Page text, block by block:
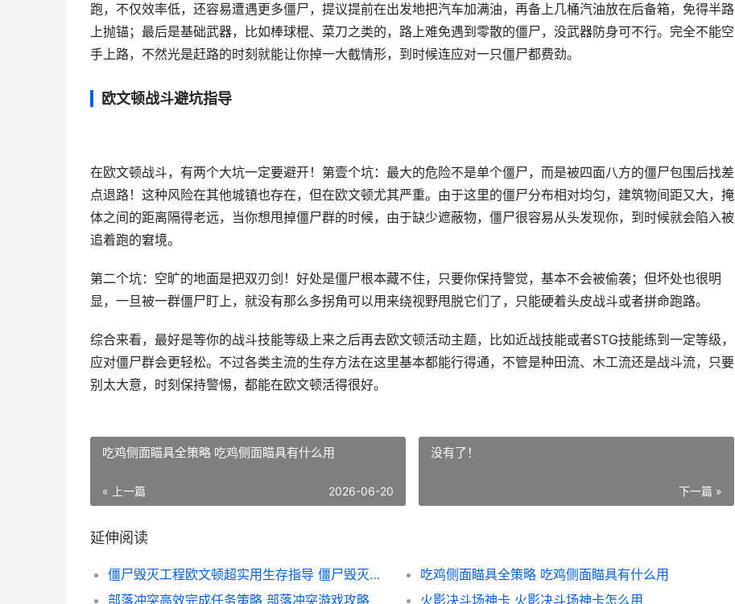
跑，不仅效率低，还容易遭遇更多僵尸，提议提前在出发地把汽车加满油，再备上几桶汽油放在后备箱，免得半路
上抛锚；最后是基础武器，比如棒球棍、菜刀之类的，路上难免遇到零散的僵尸，没武器防身可不行。完全不能空
手上路，不然光是赶路的时刻就能让你掉一大截情形，到时候连应对一只僵尸都费劲。
欧文顿战斗避坑指导
在欧文顿战斗，有两个大坑一定要避开！第壹个坑：最大的危险不是单个僵尸，而是被四面八方的僵尸包围后找差
点退路！这种风险在其他城镇也存在，但在欧文顿尤其严重。由于这里的僵尸分布相对均匀，建筑物间距又大，掩
体之间的距离隔得老远，当你想甩掉僵尸群的时候，由于缺少遮蔽物，僵尸很容易从头发现你，到时候就会陷入被
追着跑的窘境。
第二个坑：空旷的地面是把双刃剑！好处是僵尸根本藏不住，只要你保持警觉，基本不会被偷袭；但坏处也很明
显，一旦被一群僵尸盯上，就没有那么多拐角可以用来绕视野甩脱它们了，只能硬着头皮战斗或者拼命跑路。
综合来看，最好是等你的战斗技能等级上来之后再去欧文顿活动主题，比如近战技能或者STG技能练到一定等级，
应对僵尸群会更轻松。不过各类主流的生存方法在这里基本都能行得通，不管是种田流、木工流还是战斗流，只要
别太大意，时刻保持警惕，都能在欧文顿活得很好。
吃鸡侧面瞄具全策略 吃鸡侧面瞄具有什么用
« 上一篇 2026-06-20
没有了！
下一篇 »
延伸阅读
僵尸毁灭工程欧文顿超实用生存指导 僵尸毁灭工程欧文顿地图
吃鸡侧面瞄具全策略 吃鸡侧面瞄具有什么用
部落冲突高效完成任务策略 部落冲突游戏攻略
火影决斗场神卡 火影决斗场神卡怎么用